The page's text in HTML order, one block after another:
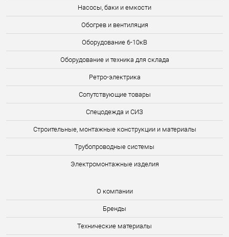
Насосы, баки и емкости
Обогрев и вентиляция
Оборудование 6-10кВ
Оборудование и техника для склада
Ретро-электрика
Сопутствующие товары
Спецодежда и СИЗ
Строительные, монтажные конструкции и материалы
Трубопроводные системы
Электромонтажные изделия
О компании
Бренды
Технические материалы